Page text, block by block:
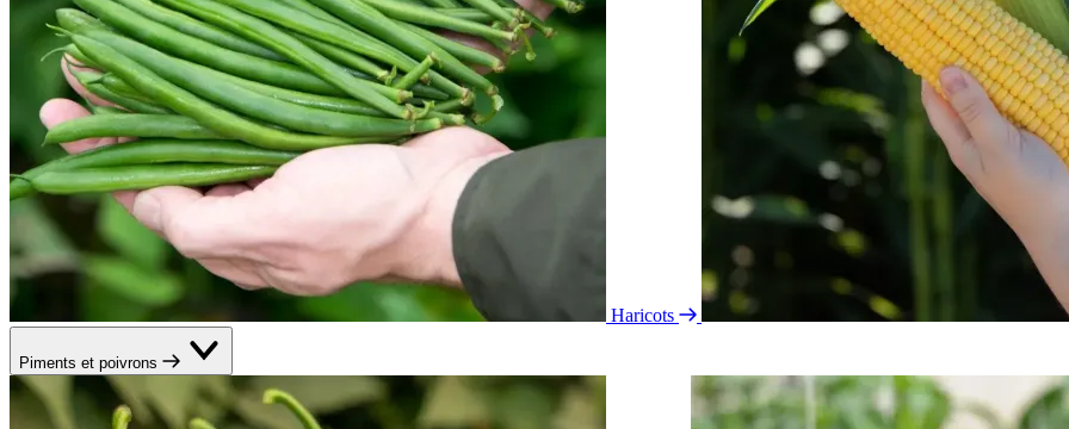
Haricots
Piments et poivrons